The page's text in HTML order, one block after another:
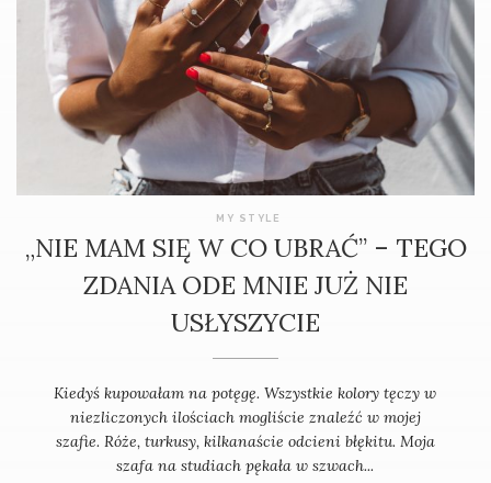
MY STYLE
„NIE MAM SIĘ W CO UBRAĆ” – TEGO
ZDANIA ODE MNIE JUŻ NIE
USŁYSZYCIE
Kiedyś kupowałam na potęgę. Wszystkie kolory tęczy w
niezliczonych ilościach mogliście znaleźć w mojej
szafie. Róże, turkusy, kilkanaście odcieni błękitu. Moja
szafa na studiach pękała w szwach...